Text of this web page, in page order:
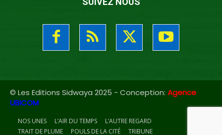
© Les Editions Sidwaya 2025 - Conception: Agence
UBICOM
NOS UNES L’AIR DU TEMPS
L’AUTRE REGARD
TRAIT DE PLUME
POULS DE LA CITÉ TRIBUNE